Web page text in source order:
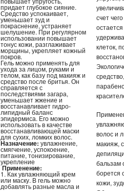
придает глубокое сияние.
Средство успокаивает,
уменьшает зуд и
покраснение, устраняет
шелушение. При регулярном
использовании повышает
тонус кожи, разглаживает
морщины, укрепляет кожный
покров.
Гель можно применять для
ухода за лицом, руками и
телом, как базу под макияж и
средство после бритья. Он
справляется с
последствиями загара,
уменьшает жжение и
восстанавливает гидро-
липидный баланс
эпидермиса. Его можно
использовать в качестве
восстанавливающей маски
для сухих, ломких волос.
Назначение: увлажнение,
смягчение, успокоение,
питание, тонизирование,
укрепление
Применение:
1. Как увлажняющий крем
или маску. В гель можно
добавлять разные масла и
счет
клеток,
волос и
макияж,
бальзам
борется
кожи,